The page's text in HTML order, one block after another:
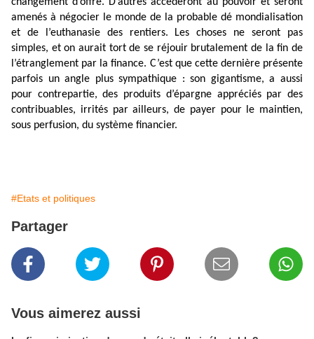
amenés à négocier le monde de la probable dé mondialisation
et de l’euthanasie des rentiers. Les choses ne seront pas
simples, et on aurait tort de se réjouir brutalement de la fin de
l’étranglement par la finance. C’est que cette dernière présente
parfois un angle plus sympathique : son gigantisme, a aussi
pour contrepartie, des produits d’épargne appréciés par des
contribuables, irrités par ailleurs, de payer pour le maintien,
sous perfusion, du système financier.
#Etats et politiques
Partager
Vous aimerez aussi